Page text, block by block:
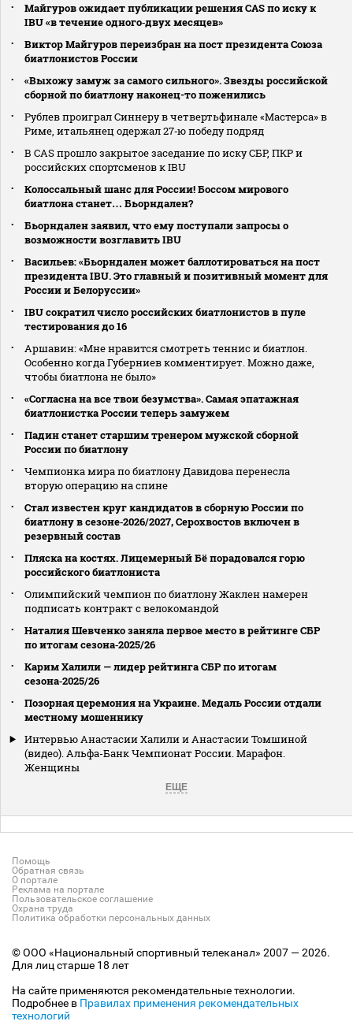
Майгуров ожидает публикации решения CAS по иску к
IBU «в течение одного‑двух месяцев»
Виктор Майгуров переизбран на пост президента Союза
биатлонистов России
«Выхожу замуж за самого сильного». Звезды российской
сборной по биатлону наконец-то поженились
Рублев проиграл Синнеру в четвертьфинале «Мастерса» в
Риме, итальянец одержал 27‑ю победу подряд
В CAS прошло закрытое заседание по иску СБР, ПКР и
российских спортсменов к IBU
Колоссальный шанс для России! Боссом мирового
биатлона станет… Бьорндален?
Бьорндален заявил, что ему поступали запросы о
возможности возглавить IBU
Васильев: «Бьорндален может баллотироваться на пост
президента IBU. Это главный и позитивный момент для
России и Белоруссии»
IBU сократил число российских биатлонистов в пуле
тестирования до 16
Аршавин: «Мне нравится смотреть теннис и биатлон.
Особенно когда Губерниев комментирует. Можно даже,
чтобы биатлона не было»
«Согласна на все твои безумства». Самая эпатажная
биатлонистка России теперь замужем
Падин станет старшим тренером мужской сборной
России по биатлону
Чемпионка мира по биатлону Давидова перенесла
вторую операцию на спине
Стал известен круг кандидатов в сборную России по
биатлону в сезоне‑2026/2027, Серохвостов включен в
резервный состав
Пляска на костях. Лицемерный Бё порадовался горю
российского биатлониста
Олимпийский чемпион по биатлону Жаклен намерен
подписать контракт с велокомандой
Наталия Шевченко заняла первое место в рейтинге СБР
по итогам сезона‑2025/26
Карим Халили — лидер рейтинга СБР по итогам
сезона‑2025/26
Позорная церемония на Украине. Медаль России отдали
местному мошеннику
Интервью Анастасии Халили и Анастасии Томшиной
(видео). Альфа-Банк Чемпионат России. Марафон.
Женщины
ЕЩЕ
Помощь
Обратная связь
О портале
Реклама на портале
Пользовательское соглашение
Охрана труда
Политика обработки персональных данных
© ООО «Национальный спортивный телеканал» 2007 — 2026.
Для лиц старше 18 лет
На сайте применяются рекомендательные технологии.
Подробнее в Правилах применения рекомендательных
технологий